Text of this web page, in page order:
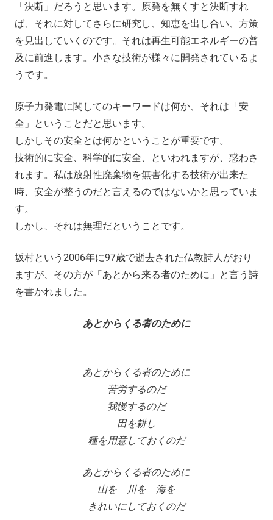
「決断」だろうと思います。原発を無くすと決断すれ
ば、それに対してさらに研究し、知恵を出し合い、方策
を見出していくのです。それは再生可能エネルギーの普
及に前進します。小さな技術が様々に開発されているよ
うです。
原子力発電に関してのキーワードは何か、それは「安
全」ということだと思います。
しかしその安全とは何かということが重要です。
技術的に安全、科学的に安全、といわれますが、惑わさ
れます。私は放射性廃棄物を無害化する技術が出来た
時、安全が整うのだと言えるのではないかと思っていま
す。
しかし、それは無理だということです。
坂村という2006年に97歳で逝去された仏教詩人がおり
ますが、その方が「あとから来る者のために」と言う詩
を書かれました。
あとからくる者のために
あとからくる者のために
苦労するのだ
我慢するのだ
田を耕し
種を用意しておくのだ
あとからくる者のために
山を 川を 海を
きれいにしておくのだ